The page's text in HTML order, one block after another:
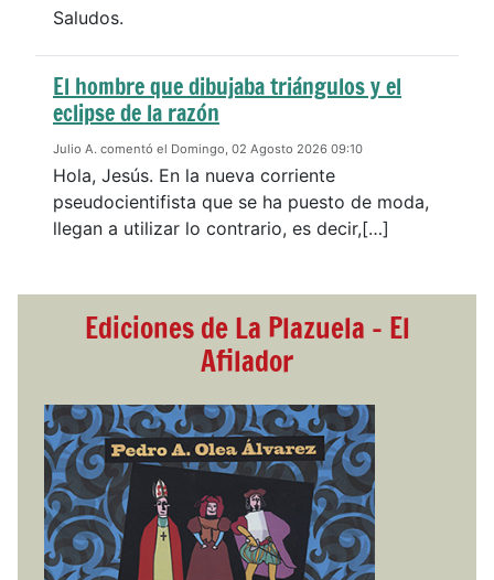
Saludos.
El hombre que dibujaba triángulos y el
eclipse de la razón
Julio A. comentó el Domingo, 02 Agosto 2026 09:10
Hola, Jesús. En la nueva corriente
pseudocientifista que se ha puesto de moda,
llegan a utilizar lo contrario, es decir,[…]
Ediciones de La Plazuela - El
Afilador